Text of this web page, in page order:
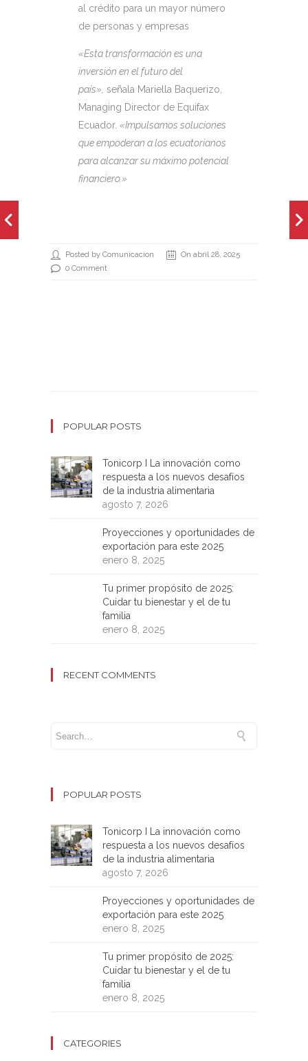
al crédito para un mayor número
de personas y empresas
«Esta transformación es una
inversión en el futuro del
país», señala Mariella Baquerizo,
Managing Director de Equifax
Ecuador. «Impulsamos soluciones
que empoderan a los ecuatorianos
para alcanzar su máximo potencial
financiero.»
Posted by Comunicacion
On abril 28, 2025
0 Comment
POPULAR POSTS
Tonicorp I La innovación como
respuesta a los nuevos desafíos
de la industria alimentaria
agosto 7, 2026
Proyecciones y oportunidades de
exportación para este 2025
enero 8, 2025
Tu primer propósito de 2025:
Cuidar tu bienestar y el de tu
familia
enero 8, 2025
RECENT COMMENTS
POPULAR POSTS
Tonicorp I La innovación como
respuesta a los nuevos desafíos
de la industria alimentaria
agosto 7, 2026
Proyecciones y oportunidades de
exportación para este 2025
enero 8, 2025
Tu primer propósito de 2025:
Cuidar tu bienestar y el de tu
familia
enero 8, 2025
CATEGORIES